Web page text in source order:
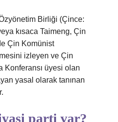
Birliği (Çince:
kısaca Taimeng, Çin
Çin Komünist
izleyen ve Çin
Konferansı üyesi olan
yasal olarak tanınan
parti var?